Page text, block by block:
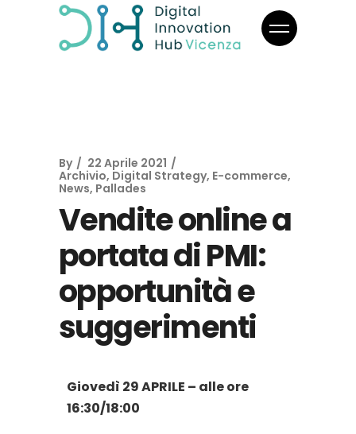
By
22 Aprile 2021
Archivio, Digital Strategy, E-commerce,
News, Pallades
Vendite online a
portata di PMI:
opportunità e
suggerimenti
Giovedì 29 APRILE – alle ore
16:30/18:00